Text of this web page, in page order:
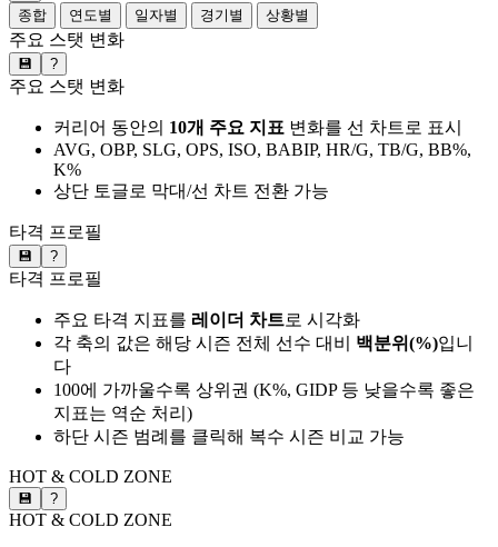
종합
연도별 일자별 경기별 상황별
주요 스탯 변화
💾 ?
주요 스탯 변화
커리어 동안의 10개 주요 지표 변화를 선 차트로 표시
AVG, OBP, SLG, OPS, ISO, BABIP, HR/G, TB/G, BB%,
K%
상단 토글로 막대/선 차트 전환 가능
타격 프로필
💾 ?
타격 프로필
주요 타격 지표를 레이더 차트로 시각화
각 축의 값은 해당 시즌 전체 선수 대비 백분위(%)입니
다
100에 가까울수록 상위권 (K%, GIDP 등 낮을수록 좋은
지표는 역순 처리)
하단 시즌 범례를 클릭해 복수 시즌 비교 가능
HOT & COLD ZONE
💾 ?
HOT & COLD ZONE